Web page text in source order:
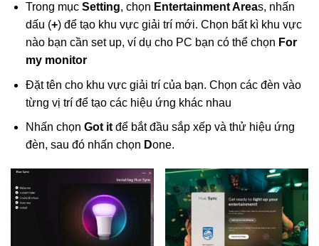
Trong mục Setting, chọn Entertainment Areas, nhấn
dấu (+) để tạo khu vực giải trí mới. Chọn bất kì khu vực
nào bạn cần set up, ví dụ cho PC bạn có thể chọn For
my monitor
Đặt tên cho khu vực giải trí của bạn. Chọn các đèn vào
từng vị trí để tạo các hiệu ứng khác nhau
Nhấn chọn Got itđể bắt đầu sắp xếp và thử hiệu ứng
đèn, sau đó nhấn chọn Done.